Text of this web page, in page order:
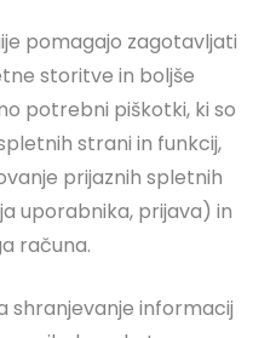
pomagajo zagotavljati
storitve in boljše
potrebni piškotki, ki so
strani in funkcij,
prijaznih spletnih
uporabnika, prijava) in
računa.
shranjevanje informacij